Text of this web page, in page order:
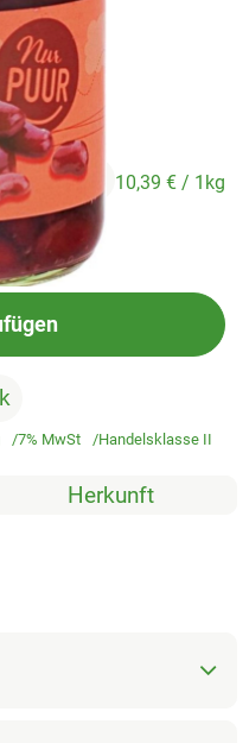
€ / Stück 10,39 € / 1kg
zum Warenkorb
7% MwSt Handelsklasse II
Herkunft